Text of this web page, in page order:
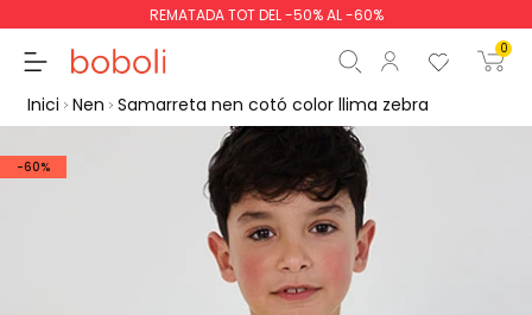
REMATADA TOT DEL -50% AL -60%
0
Inici Nen Samarreta nen cotó color llima zebra
-60%